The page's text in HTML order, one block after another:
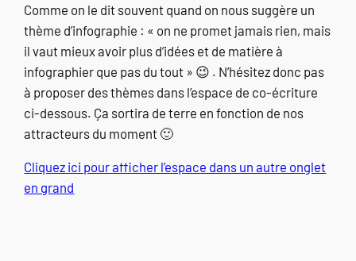
Comme on le dit souvent quand on nous suggère un
thème d’infographie : « on ne promet jamais rien, mais
il vaut mieux avoir plus d’idées et de matière à
infographier que pas du tout » 😉 . N’hésitez donc pas
à proposer des thèmes dans l’espace de co-écriture
ci-dessous. Ça sortira de terre en fonction de nos
attracteurs du moment 🙂
Cliquez ici pour afficher l’espace dans un autre onglet
en grand